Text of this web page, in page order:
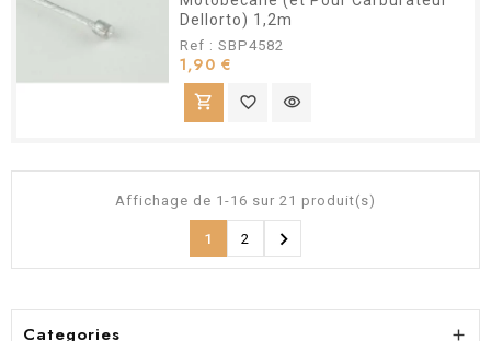
Dellorto) 1,2m
Ref : SBP4582
1,90 €
shopping_cart favorite_border visibility
Affichage de 1-16 sur 21 produit(s)
1 2 
Categories 